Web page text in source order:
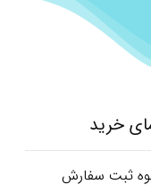
خرید
ثبت سفارش